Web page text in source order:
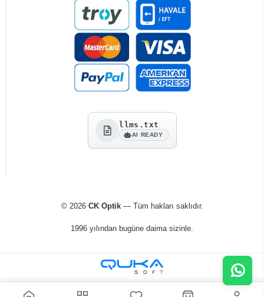
llms.txt
AI READY
© 2026 CK Optik— Tüm hakları saklıdır.
1996 yılından bugüne daima sizinle.